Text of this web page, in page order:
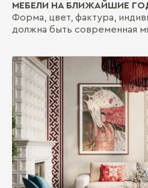
МЕБЕЛИ НА БЛИЖАЙШИЕ
Форма, цвет, фактура,
должна быть современная